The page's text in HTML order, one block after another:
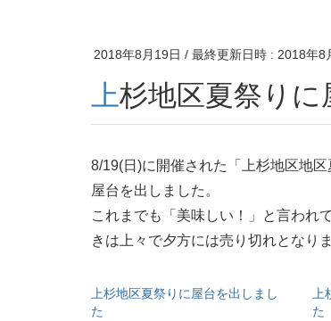
2018年8月19日 / 最終更新日時 : 2018年8
上杉地区夏祭り
8/19(日)に開催された「上杉地区地
屋台を出しました。
これまでも「美味しい！」と言われ
きは上々で夕方には売り切れとなりま
上杉地区夏祭りに屋台を出しまし
た
た